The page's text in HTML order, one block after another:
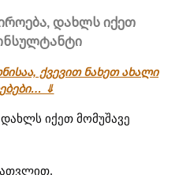
დახლს იქეთ
ქვევით ნახეთ ახალი
⇓
იქეთ მომუშავე